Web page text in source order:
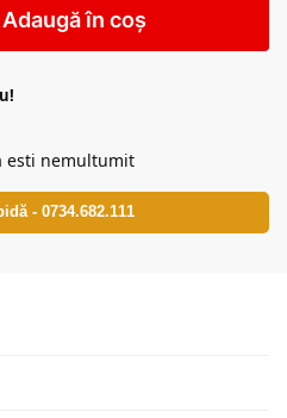
Adaugă în coș
esti nemultumit
- 0734.682.111